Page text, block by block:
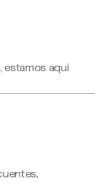
estamos aquí